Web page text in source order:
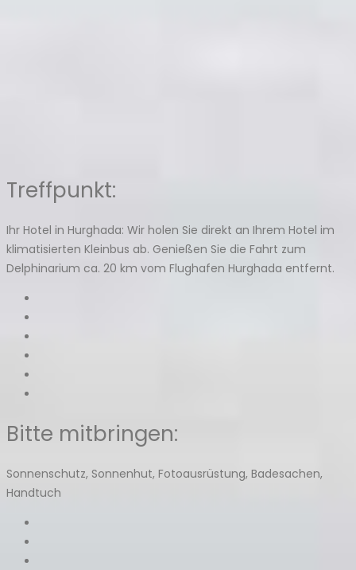
Treffpunkt:
Ihr Hotel in Hurghada: Wir holen Sie direkt an Ihrem Hotel im
klimatisierten Kleinbus ab. Genießen Sie die Fahrt zum
Delphinarium ca. 20 km vom Flughafen Hurghada entfernt.
Bitte mitbringen:
Sonnenschutz, Sonnenhut, Fotoausrüstung, Badesachen,
Handtuch